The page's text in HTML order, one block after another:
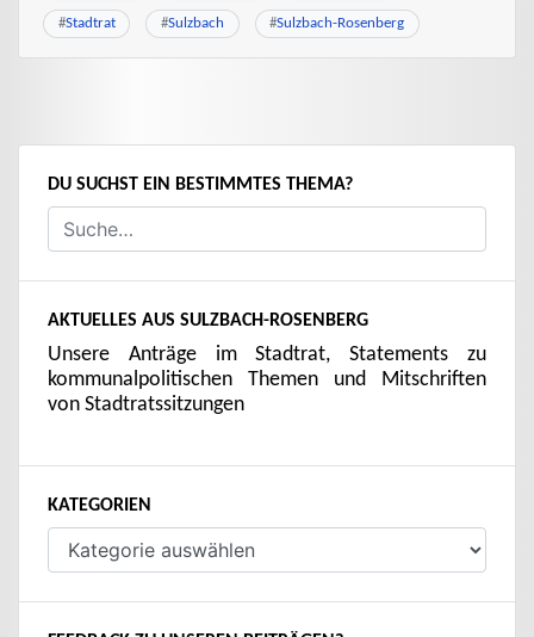
#Stadtrat #Sulzbach #Sulzbach-Rosenberg
DU SUCHST EIN BESTIMMTES THEMA?
AKTUELLES AUS SULZBACH-ROSENBERG
Unsere Anträge im Stadtrat, Statements zu
kommunalpolitischen Themen und Mitschriften
von Stadtratssitzungen
KATEGORIEN